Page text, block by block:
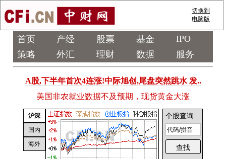
切换到
电脑版
首页 产经 股票 基金
IPO
策略
外汇 理财 数据 服务
A股,下半年首次4连涨!中际旭创,尾盘突然跳水 发..
美国非农就业数据不及预期，现货黄金大涨
沪深
国内
海外
个股查询: